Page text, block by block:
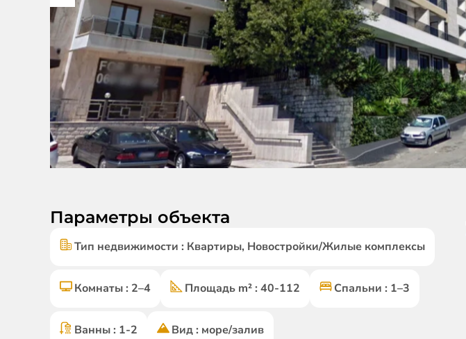
Параметры объекта
Тип недвижимости : Квартиры, Новостройки/Жилые комплексы
Комнаты : 2–4 Площадь m² : 40-112 Спальни : 1–3
Ванны : 1-2 Вид : море/залив